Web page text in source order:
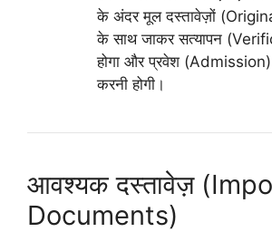
के अंदर मूल दस्तावेज़ों
के साथ जाकर सत्यापन
होगा और प्रवेश (Admission)
करनी होगी।
आवश्यक दस्तावेज़
Documents)